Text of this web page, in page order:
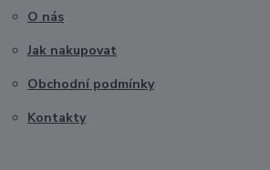
O nás
Jak nakupovat
Obchodní podmínky
Kontakty